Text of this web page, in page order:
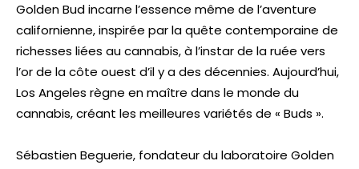
Golden Bud incarne l’essence même de l’aventure
californienne, inspirée par la quête contemporaine de
richesses liées au cannabis, à l’instar de la ruée vers
l’or de la côte ouest d’il y a des décennies. Aujourd’hui,
Los Angeles règne en maître dans le monde du
cannabis, créant les meilleures variétés de « Buds ».
Sébastien Beguerie, fondateur du laboratoire Golden